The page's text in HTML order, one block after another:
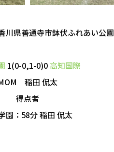
川県善通寺市鉢伏ふれあい公園
1(0-0,1-0)0 高知国際
稲田 侃太
得点者
園：58分 稲田 侃太